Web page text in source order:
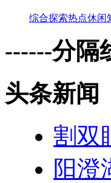
综合探索热点休闲
------分隔
头条新闻
割双
阳澄